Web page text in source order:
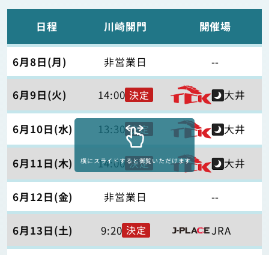
日程 川崎開門 開催場
6月8日(月) 非営業日 --
6月9日(火) 14:00 決定 大井
6月10日(水) 13:30 決定 大井
6月11日(木) 14:00 決定 大井
6月12日(金) 非営業日 --
6月13日(土) 9:20 決定 JRA
横にスライドすると御覧いただけます